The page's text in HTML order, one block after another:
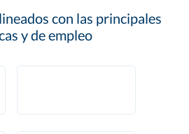
con las principales
y de empleo